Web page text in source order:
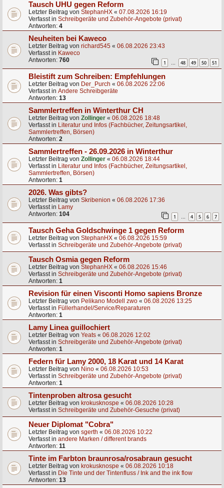
Tausch UHU gegen Reform
Letzter Beitrag von StephanHX « 07.08.2026 16:19
Verfasst in Schreibgeräte und Zubehör-Angebote (privat)
Antworten: 4
Neuheiten bei Kaweco
Letzter Beitrag von richard545 « 06.08.2026 23:43
Verfasst in Kaweco
Antworten: 760 1 … 48 49 50 51
Bleistift zum Schreiben: Empfehlungen
Letzter Beitrag von Der_Purch « 06.08.2026 22:06
Verfasst in Andere Schreibgeräte
Antworten: 13
Sammlertreffen in Winterthur CH
Letzter Beitrag von Zollinger « 06.08.2026 18:48
Verfasst in Literatur und Infos (Fachbücher, Zeitungsartikel,
Sammlertreffen, Börsen)
Antworten: 2
Sammlertreffen - 26.09.2026 in Winterthur
Letzter Beitrag von Zollinger « 06.08.2026 18:44
Verfasst in Literatur und Infos (Fachbücher, Zeitungsartikel,
Sammlertreffen, Börsen)
Antworten: 1
2026. Was gibts?
Letzter Beitrag von Skribenion « 06.08.2026 17:36
Verfasst in Lamy
Antworten: 104 1 4 5 6 7
Tausch Geha Goldschwinge 1 gegen Reform
Letzter Beitrag von StephanHX « 06.08.2026 15:59
Verfasst in Schreibgeräte und Zubehör-Angebote (privat)
Tausch Osmia gegen Reform
Letzter Beitrag von StephanHX « 06.08.2026 15:46
Verfasst in Schreibgeräte und Zubehör-Angebote (privat)
Antworten: 1
Revision für einen Visconti Homo sapiens Bronze
Letzter Beitrag von Pelikano Modell zwo « 06.08.2026 13:25
Verfasst in Füllerhandel/Service/Reparaturen
Antworten: 1
Lamy Linea guillochiert
Letzter Beitrag von Yeats « 06.08.2026 12:02
Verfasst in Schreibgeräte und Zubehör-Angebote (privat)
Antworten: 1
Federn für Lamy 2000, 18 Karat und 14 Karat
Letzter Beitrag von Nino « 06.08.2026 10:53
Verfasst in Schreibgeräte und Zubehör-Angebote (privat)
Antworten: 1
Tintenproben altrosa gesucht
Letzter Beitrag von krokusknospe « 06.08.2026 10:28
Verfasst in Schreibgeräte und Zubehör-Gesuche (privat)
Neuer Diplomat "Cobra"
Letzter Beitrag von sgerth « 06.08.2026 10:22
Verfasst in andere Marken / different brands
Antworten: 11
Tinte im Farbton braunrosa/rosabraun gesucht
Letzter Beitrag von krokusknospe « 06.08.2026 10:18
Verfasst in Die Tinte und der Tintenfluss / Ink and the ink flow
Antworten: 13